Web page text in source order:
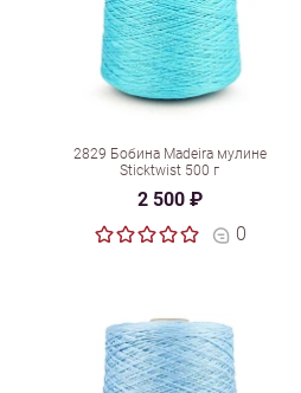
2829 Бобина Madeira мулине
Sticktwist 500 г
2 500 ₽
0